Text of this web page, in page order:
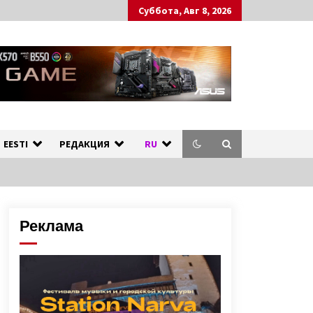
Суббота, Авг 8, 2026
EESTI РЕДАКЦИЯ RU
Реклама